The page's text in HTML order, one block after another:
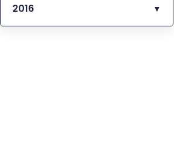
2016 ▼